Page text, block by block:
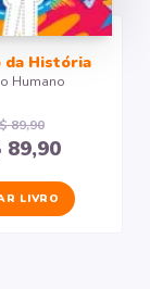
da História
Humano
89,90
89,90
LIVRO